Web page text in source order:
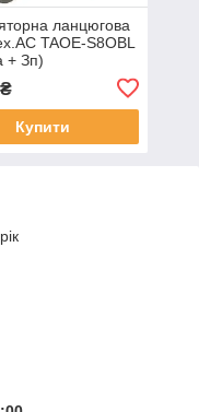
ланцюгова
TAOE-S8OBL
+ Зп)
Купити